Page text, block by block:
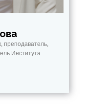
преподаватель,
Института